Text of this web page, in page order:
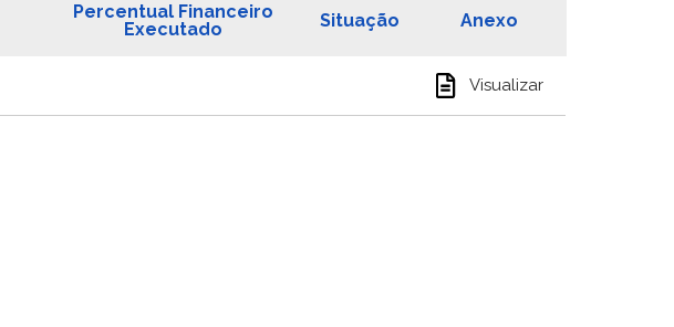
Percentual Financeiro
Executado
Situação Anexo
Visualizar